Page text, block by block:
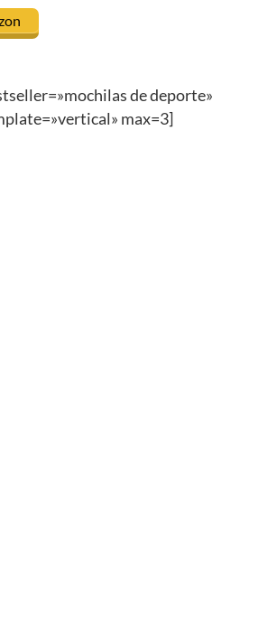
de deporte»
max=3]